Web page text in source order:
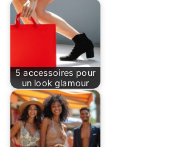
5 accessoires pour
un look glamour